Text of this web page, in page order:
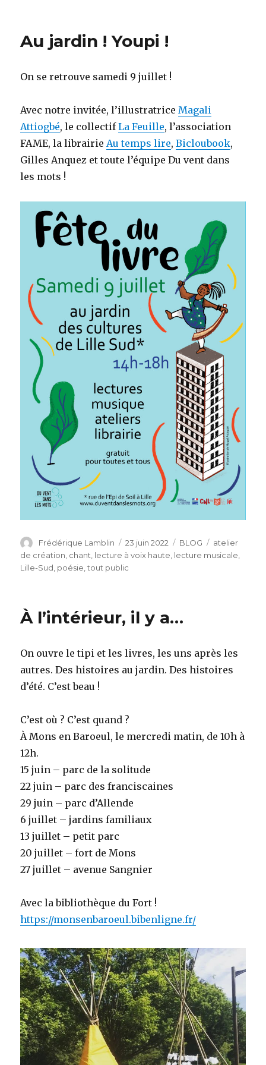
Au jardin ! Youpi !
On se retrouve samedi 9 juillet !
Avec notre invitée, l’illustratrice Magali
Attiogbé, le collectifLa Feuille, l’association
FAME, la librairie Au temps lire,Bicloubook,
Gilles Anquez et toute l’équipe Du vent dans
les mots !
Auteur
Frédérique Lamblin
Publié
le
23 juin 2022 Catégories
BLOG Étiquettes
atelier
de création chant lecture à voix haute lecture musicale
Lille-Sud poésie ,tout public
À l’intérieur, il y a…
On ouvre le tipi et les livres, les uns après les
autres. Des histoires au jardin. Des histoires
d’été. C’est beau !
C’est où ? C’est quand ?
À Mons en Baroeul, le mercredi matin, de 10h à
12h.
15 juin – parc de la solitude
22 juin – parc des franciscaines
29 juin – parc d’Allende
6 juillet – jardins familiaux
13 juillet – petit parc
20 juillet – fort de Mons
27 juillet – avenue Sangnier
Avec la bibliothèque du Fort !
https://monsenbaroeul.bibenligne.fr/